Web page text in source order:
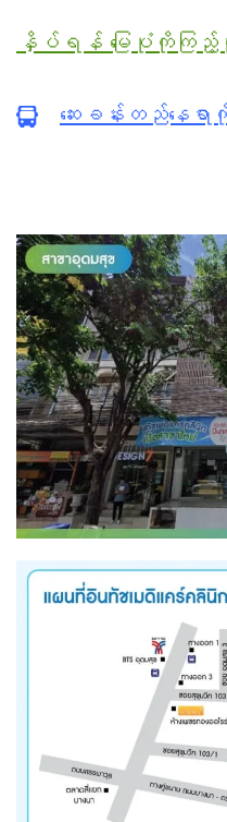
နှိပ်ရန် မြေပုံကိုကြ
ဆေးခန်းတည်နေရ